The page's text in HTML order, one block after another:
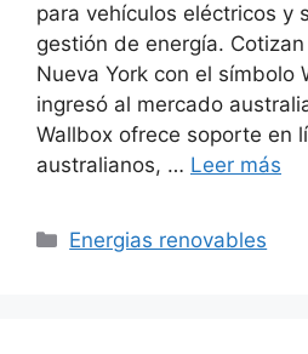
para vehículos eléctricos y
gestión de energía.
Nueva York con el símbolo
ingresó al mercado
Wallbox ofrece soporte en
australianos, … Leer más
Categorías
Energias renovables